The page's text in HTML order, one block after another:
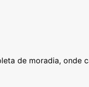
de moradia, onde